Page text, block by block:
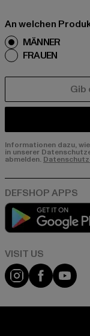
An welchen
MÄNNER
FRAUEN
Informationen dazu,
in unserer
abmelden.
Visit ourVisit our